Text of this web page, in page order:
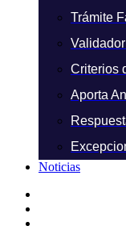
Trámite
Criterios
Aporta
Noticias